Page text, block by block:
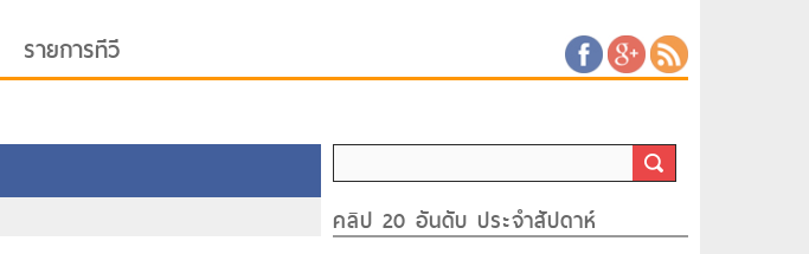
รายการทีวี
คลิป 20 อันดับ ประจำสัปดาห์